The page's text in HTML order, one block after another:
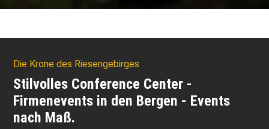
Die Krone des Riesengebirges
Stilvolles Conference Center -
Firmenevents in den Bergen - Events
nach Maß.